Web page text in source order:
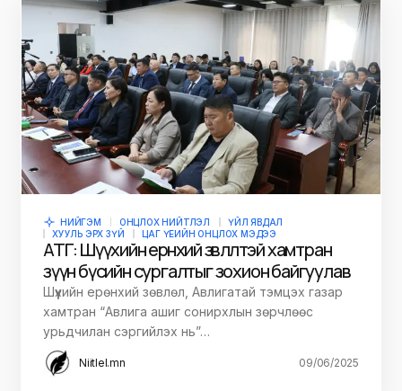
НИЙГЭМ ОНЦЛОХ НИЙТЛЭЛ
ҮЙЛ ЯВДАЛ
ХУУЛЬ ЭРХ ЗҮЙ
ЦАГ ҮЕИЙН ОНЦЛОХ МЭДЭЭ
АТГ: Шүүхийн ерөнхий зөвлөлтэй хамтран
зүүн бүсийн сургалтыг зохион байгуулав
Шүүхийн ерөнхий зөвлөл, Авлигатай тэмцэх газар
хамтран “Авлига ашиг сонирхлын зөрчлөөс
урьдчилан сэргийлэх нь”…
Niitlel.mn 09/06/2025